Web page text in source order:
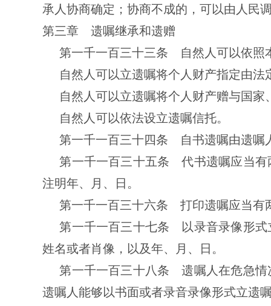
承人协商确定；协商不成的，可以由人民
第三章 遗嘱继承和遗赠
第一千一百三十三条 自然人可以依照
自然人可以立遗嘱将个人财产指定由
自然人可以立遗嘱将个人财产赠与国
自然人可以依法设立遗嘱信托。
第一千一百三十四条 自书遗嘱由遗嘱
第一千一百三十五条 代书遗嘱应当有
注明年、月、日。
第一千一百三十六条 打印遗嘱应当有
第一千一百三十七条 以录音录像形式
姓名或者肖像，以及年、月、日。
第一千一百三十八条 遗嘱人在危急情
遗嘱人能够以书面或者录音录像形式立遗